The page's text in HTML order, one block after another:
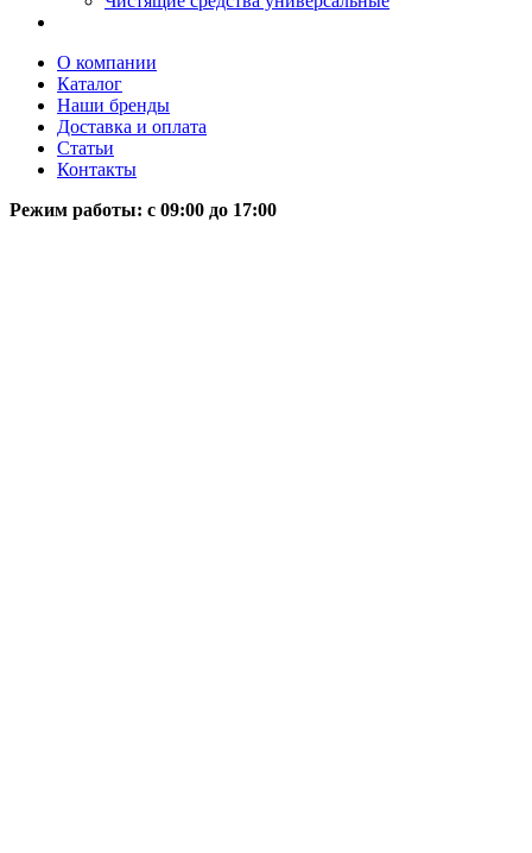
О компании
Каталог
Наши бренды
Доставка и оплата
Статьи
Контакты
Режим работы: c 09:00 до 17:00